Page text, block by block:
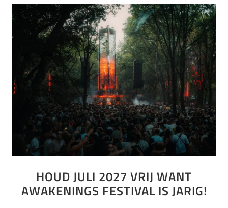
HOUD JULI 2027 VRIJ WANT
AWAKENINGS FESTIVAL IS JARIG!